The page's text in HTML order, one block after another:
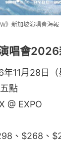
》新加坡演唱會海報
唱會
11月28日（
點
@ EXPO
、$268、